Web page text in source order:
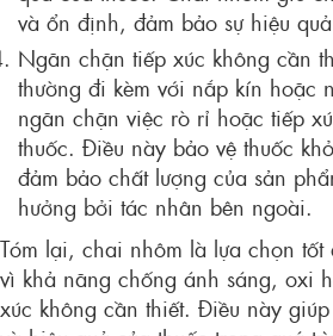
và ổn định, đảm bảo sự hiệu
Ngăn chặn tiếp xúc không cần
thường đi kèm với nắp kín hoặc
ngăn chặn việc rò rỉ hoặc tiếp
thuốc. Điều này bảo vệ thuốc
đảm bảo chất lượng của sản
hưởng bởi tác nhân bên ngoài.
Tóm lại, chai nhôm là lựa chọn tốt
vì khả năng chống ánh sáng, oxi
xúc không cần thiết. Điều này